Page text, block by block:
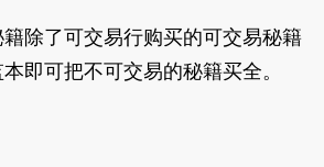
了可交易行购买的可交易秘籍
即可把不可交易的秘籍买全。